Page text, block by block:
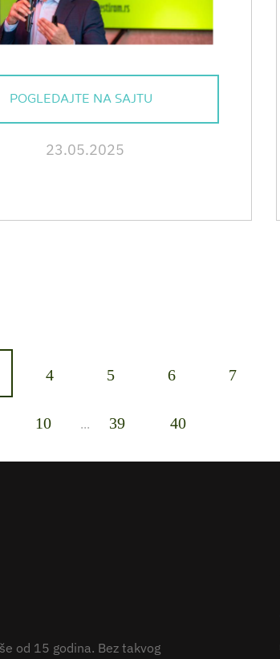
POGLEDAJTE NA SAJTU
23.05.2025
4 5 6 7
10 ... 39 40
od 15 godina. Bez takvog